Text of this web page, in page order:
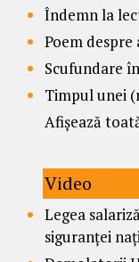
Îndemn la
Poem
Scufundare
Timpul unei
Afișează
Video
Legea
siguranței